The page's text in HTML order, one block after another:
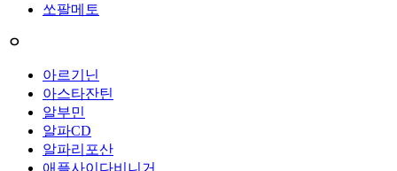
쏘팔메토
ㅇ
아르기닌
아스타잔틴
알부민
알파CD
알파리포산
애플사이다비니거